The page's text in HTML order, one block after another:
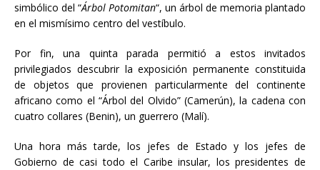
simbólico del “Árbol Potomitan“, un árbol de memoria plantado
en el mismísimo centro del vestíbulo.
Por fin, una quinta parada permitió a estos invitados
privilegiados descubrir la exposición permanente constituida
de objetos que provienen particularmente del continente
africano como el “Árbol del Olvido” (Camerún), la cadena con
cuatro collares (Benin), un guerrero (Malí).
Una hora más tarde, los jefes de Estado y los jefes de
Gobierno de casi todo el Caribe insular, los presidentes de